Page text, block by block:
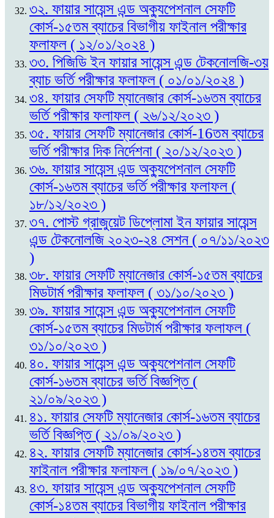
৩২. ফায়ার সায়েন্স এন্ড অক্যুপেশনাল সেফটি
কোর্স-১৫তম ব্যাচের বিভাগীয় ফাইনাল পরীক্ষার
ফলাফল ( ১২/০১/২০২৪ )
৩৩. পিজিডি ইন ফায়ার সায়েন্স এন্ড টেকনোলজি-৩য়
ব্যাচ ভর্তি পরীক্ষার ফলাফল ( ০১/০১/২০২৪ )
৩৪. ফায়ার সেফটি ম্যানেজার কোর্স-১৬তম ব্যাচের
ভর্তি পরীক্ষার ফলাফল ( ২৬/১২/২০২৩ )
৩৫. ফায়ার সেফটি ম্যানেজার কোর্স-16তম ব্যাচের
ভর্তি পরীক্ষার দিক নির্দেশনা ( ২০/১২/২০২৩ )
৩৬. ফায়ার সায়েন্স এন্ড অক্যুপেশনাল সেফটি
কোর্স-১৬তম ব্যাচের ভর্তি পরীক্ষার ফলাফল (
১৮/১২/২০২৩ )
৩৭. পোস্ট গ্রাজুয়েট ডিপ্লোমা ইন ফায়ার সায়েন্স
এন্ড টেকনোলজি ২০২৩-২৪ সেশন ( ০৭/১১/২০২৩
)
৩৮. ফায়ার সেফটি ম্যানেজার কোর্স-১৫তম ব্যাচের
মিডটার্ম পরীক্ষার ফলাফল ( ৩১/১০/২০২৩ )
৩৯. ফায়ার সায়েন্স এন্ড অক্যুপেশনাল সেফটি
কোর্স-১৫তম ব্যাচের মিডটার্ম পরীক্ষার ফলাফল (
৩১/১০/২০২৩ )
৪০. ফায়ার সায়েন্স এন্ড অক্যুপেশনাল সেফটি
কোর্স-১৬তম ব্যাচের ভর্তি বিজ্ঞপ্তি (
২১/০৯/২০২৩ )
৪১. ফায়ার সেফটি ম্যানেজার কোর্স-১৬তম ব্যাচের
ভর্তি বিজ্ঞপ্তি ( ২১/০৯/২০২৩ )
৪২. ফায়ার সেফটি ম্যানেজার কোর্স-১৪তম ব্যাচের
ফাইনাল পরীক্ষার ফলাফল ( ১৯/০৭/২০২৩ )
৪৩. ফায়ার সায়েন্স এন্ড অক্যুপেশনাল সেফটি
কোর্স-১৪তম ব্যাচের বিভাগীয় ফাইনাল পরীক্ষার